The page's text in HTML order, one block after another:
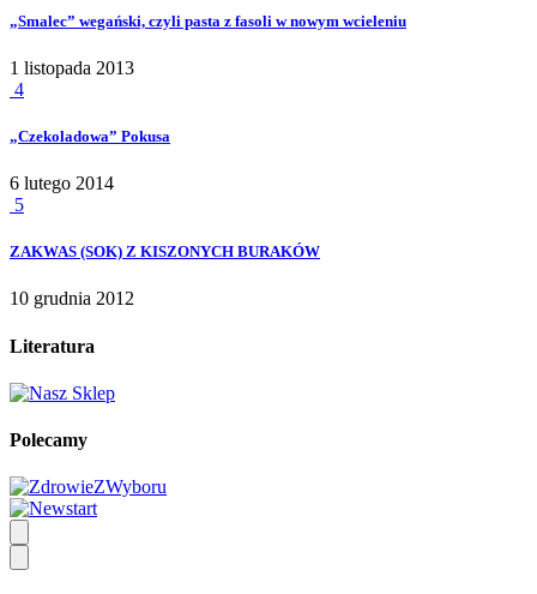
„Smalec” wegański, czyli pasta z fasoli w nowym wcieleniu
1 listopada 2013
4
„Czekoladowa” Pokusa
6 lutego 2014
5
ZAKWAS (SOK) Z KISZONYCH BURAKÓW
10 grudnia 2012
Literatura
Polecamy